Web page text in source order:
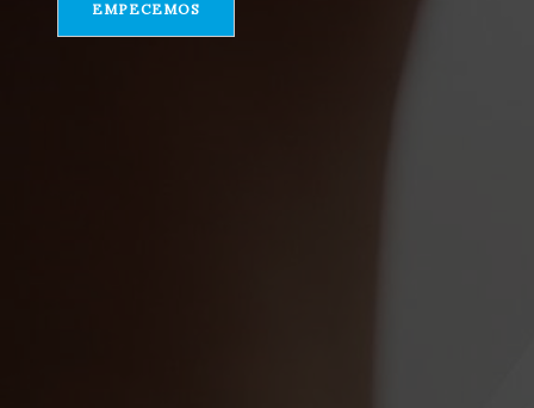
EMPECEMOS